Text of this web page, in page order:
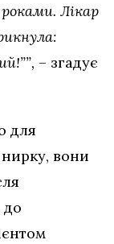
Лікар
– згадує
для
вони
до